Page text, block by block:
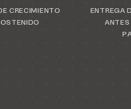
CRECIMIENTO
ENTREGA